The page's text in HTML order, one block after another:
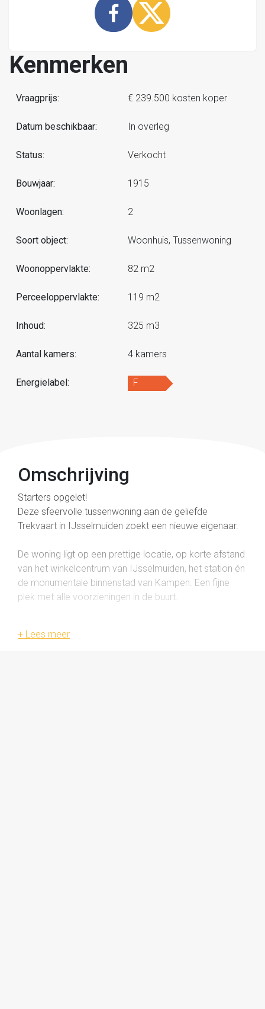
Kenmerken
Vraagprijs: € 239.500 kosten koper
Datum beschikbaar: In overleg
Status: Verkocht
Bouwjaar: 1915
Woonlagen: 2
Soort object: Woonhuis, Tussenwoning
Woonoppervlakte: 82 m2
Perceeloppervlakte: 119 m2
Inhoud: 325 m3
Aantal kamers: 4 kamers
Energielabel: F
Omschrijving
Starters opgelet!
Deze sfeervolle tussenwoning aan de geliefde
Trekvaart in IJsselmuiden zoekt een nieuwe eigenaar.
De woning ligt op een prettige locatie, op korte afstand
van het winkelcentrum van IJsselmuiden, het station én
de monumentale binnenstad van Kampen. Een fijne
plek met alle voorzieningen in de buurt.
slaapkamers, een diepe achtertuin en volop